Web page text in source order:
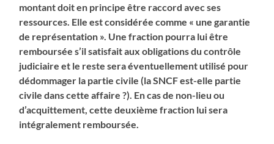
montant doit en principe être raccord avec ses
ressources. Elle est considérée comme « une garantie
de représentation ». Une fraction pourra lui être
remboursée s’il satisfait aux obligations du contrôle
judiciaire et le reste sera éventuellement utilisé pour
dédommager la partie civile (la SNCF est-elle partie
civile dans cette affaire ?). En cas de non-lieu ou
d’acquittement, cette deuxième fraction lui sera
intégralement remboursée.